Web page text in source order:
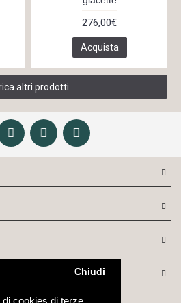
Chiudi
276,00€
Acquista
altri prodotti